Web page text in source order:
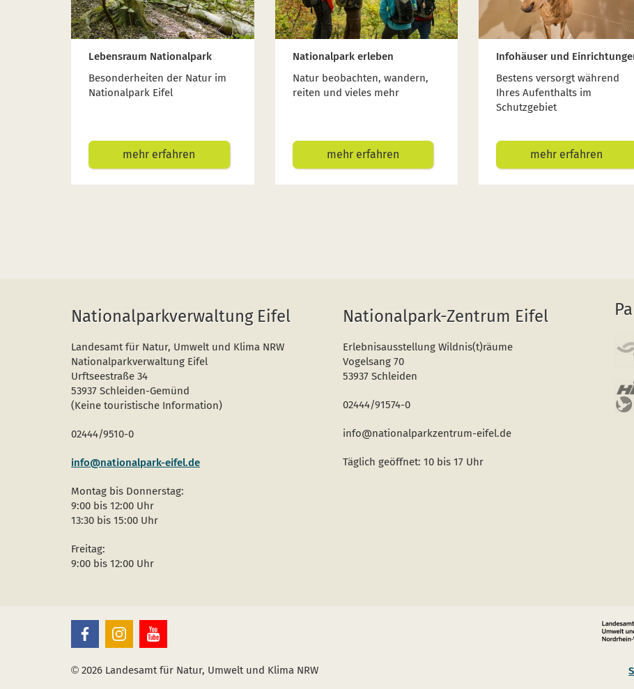
Lebensraum Nationalpark
Besonderheiten der Natur im
Nationalpark Eifel
mehr erfahren
Nationalpark erleben
Natur beobachten, wandern,
reiten und vieles mehr
mehr erfahren
Infohäuser und
Bestens versorgt während
Ihres Aufenthalts im
Schutzgebiet
mehr erfahren
Nationalparkverwaltung Eifel
Landesamt für Natur, Umwelt und Klima NRW
Nationalparkverwaltung Eifel
Urftseestraße 34
53937 Schleiden-Gemünd
(Keine touristische Information)
02444/9510-0
info@nationalpark-eifel.de
Montag bis Donnerstag:
9:00 bis 12:00 Uhr
13:30 bis 15:00 Uhr
Freitag:
9:00 bis 12:00 Uhr
Nationalpark-Zentrum Eifel
Erlebnisausstellung Wildnis(t)räume
Vogelsang 70
53937 Schleiden
02444/91574-0
info@nationalparkzentrum-eifel.de
Täglich geöffnet: 10 bis 17 Uhr
Nationalpark
Eifel
auf
(öffnet
sich
Nationalpark
Eifel
auf
(öffnet
sich
Nationalpark
Eifel
auf
(öffnet
sich
© 2026 Landesamt für Natur, Umwelt und Klima NRW